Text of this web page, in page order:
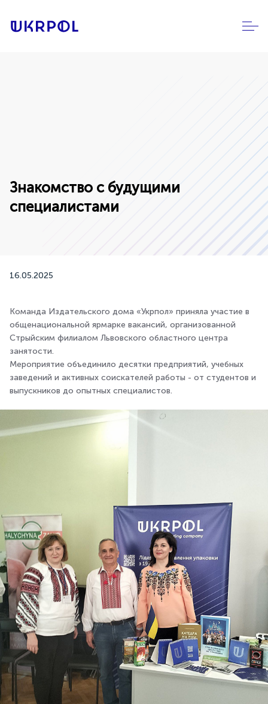
Знакомство с будущими
специалистами
16.05.2025
Команда Издательского дома «Укрпол» приняла участие в
общенациональной ярмарке вакансий, организованной
Стрыйским филиалом Львовского областного центра
занятости.
Мероприятие объединило десятки предприятий, учебных
заведений и активных соискателей работы - от студентов и
выпускников до опытных специалистов.